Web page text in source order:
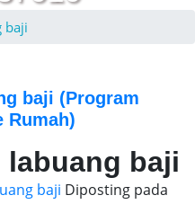
baji
baji (Program
Rumah)
baji
baji Diposting pada